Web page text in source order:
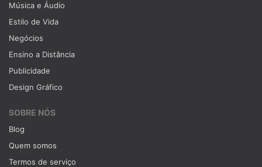
Música e Áudio
Estilo de Vida
Negócios
Ensino a Distância
Publicidade
Design Gráfico
SOBRE NÓS
Blog
Quem somos
Termos de serviço